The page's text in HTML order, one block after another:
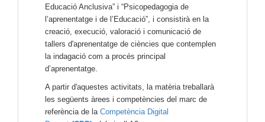
Educació Anclusiva” i “Psicopedagogia de
l’aprenentatge i de l’Educació”, i consistirà en la
creació, execució, valoració i comunicació de
tallers d'aprenentatge de ciències que contemplen
la indagació com a procés principal
d’aprenentatge.
A partir d'aquestes activitats, la matèria treballarà
les següents àrees i competències del marc de
referència de la Competència Digital